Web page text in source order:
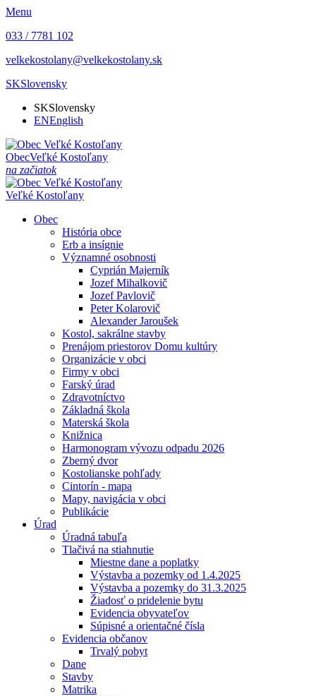
Menu
033 / 7781 102
velkekostolany@velkekostolany.sk
SKSlovensky
SKSlovensky
ENEnglish
ObecVeľké Kostoľany
na začiatok
Veľké Kostoľany
Obec
História obce
Erb a insígnie
Významné osobnosti
Cyprián Majerník
Jozef Mihalkovič
Jozef Pavlovič
Peter Kolarovič
Alexander Jaroušek
Kostol, sakrálne stavby
Prenájom priestorov Domu kultúry
Organizácie v obci
Firmy v obci
Farský úrad
Zdravotníctvo
Základná škola
Materská škola
Knižnica
Harmonogram vývozu odpadu 2026
Zberný dvor
Kostolianske pohľady
Cintorín - mapa
Mapy, navigácia v obci
Publikácie
Úrad
Úradná tabuľa
Tlačivá na stiahnutie
Miestne dane a poplatky
Výstavba a pozemky od 1.4.2025
Výstavba a pozemky do 31.3.2025
Žiadosť o pridelenie bytu
Evidencia obyvateľov
Súpisné a orientačné čísla
Evidencia občanov
Trvalý pobyt
Dane
Stavby
Matrika